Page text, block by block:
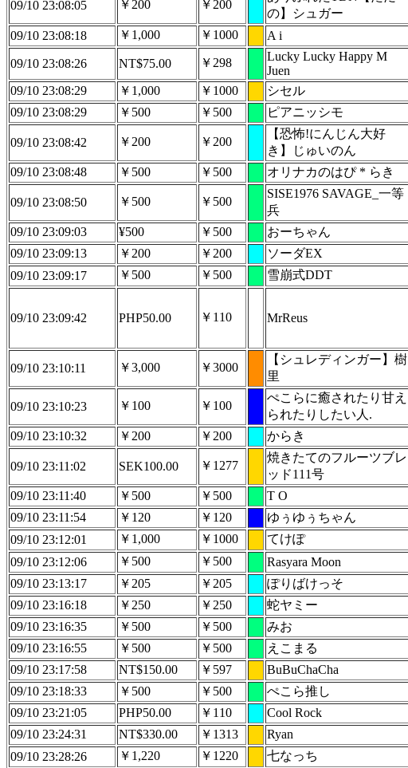
09/10 23:08:05 ￥200 ￥200
の】シュガー
09/10 23:08:18 ￥1,000 ￥1000 A i
09/10 23:08:26 NT$75.00 ￥298
Lucky Lucky Happy M
Juen
09/10 23:08:29 ￥1,000 ￥1000 シセル
09/10 23:08:29
￥500 ￥500 ピアニッシモ
09/10 23:08:42 ￥200 ￥200
【恐怖!にんじん大好
き】じゅいのん
09/10 23:08:48 ￥500 ￥500 オリナカのはぴ * らき
09/10 23:08:50 ￥500 ￥500
SISE1976 SAVAGE_一等
兵
09/10 23:09:03 ¥500 ￥500 おーちゃん
09/10 23:09:13
￥200 ￥200 ソーダEX
09/10 23:09:17
￥500 ￥500 雪崩式DDT
09/10 23:09:42 PHP50.00 ￥110 MrReus
09/10 23:10:11 ￥3,000 ￥3000
【シュレディンガー】樹
里
09/10 23:10:23 ￥100 ￥100
ぺこらに癒されたり甘え
られたりしたい人.
09/10 23:10:32 ￥200 ￥200 からき
09/10 23:11:02 SEK100.00 ￥1277
焼きたてのフルーツブレ
ッド111号
09/10 23:11:40 ￥500 ￥500 T O
09/10 23:11:54
￥120 ￥120 ゆぅゆぅちゃん
09/10 23:12:01 ￥1,000 ￥1000 てけぽ
09/10 23:12:06
￥500 ￥500 Rasyara Moon
09/10 23:13:17
￥205 ￥205 ぽりばけっそ
09/10 23:16:18
￥250 ￥250 蛇ヤミー
09/10 23:16:35
￥500 ￥500 みお
09/10 23:16:55 ￥500 ￥500 えこまる
09/10 23:17:58
NT$150.00 ￥597
BuBuChaCha
09/10 23:18:33
￥500 ￥500 ぺこら推し
09/10 23:21:05
PHP50.00 ￥110 Cool Rock
09/10 23:24:31
NT$330.00 ￥1313 Ryan
09/10 23:28:26
￥1,220 ￥1220 七なっち